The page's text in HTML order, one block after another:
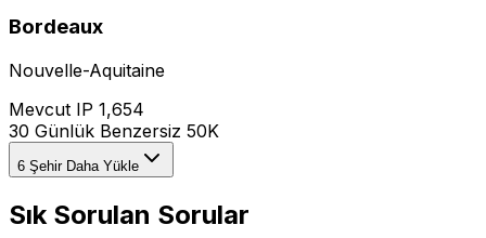
Bordeaux
Nouvelle-Aquitaine
Mevcut IP 1,654
30 Günlük Benzersiz 50K
6 Şehir Daha Yükle
Sık Sorulan Sorular